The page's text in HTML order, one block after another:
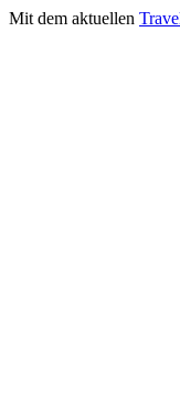
Mit dem aktuellen